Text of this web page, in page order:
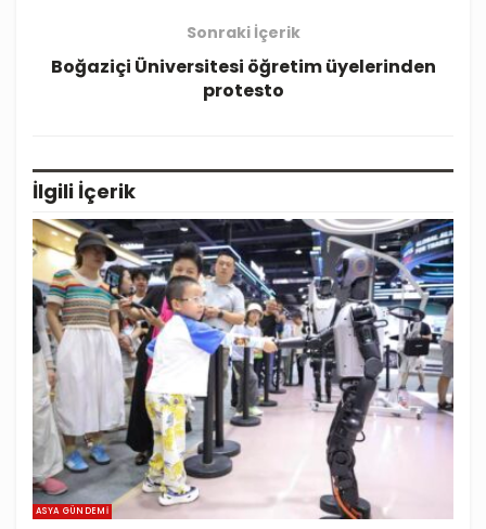
Sonraki İçerik
Boğaziçi Üniversitesi öğretim üyelerinden
protesto
İlgili İçerik
ASYA GÜNDEMI